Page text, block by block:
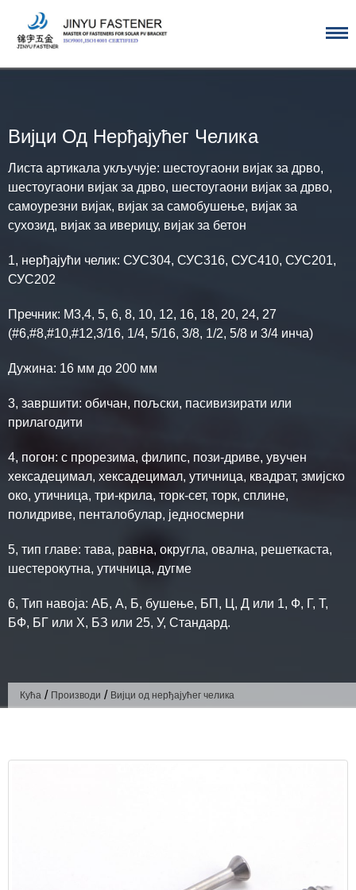
садржај
Вијци Од Нерђајућег Челика
Листа артикала укључује: шестоугаони вијак за дрво,
шестоугаони вијак за дрво, шестоугаони вијак за дрво,
самоурезни вијак, вијак за самобушење, вијак за
сухозид, вијак за иверицу, вијак за бетон
1, нерђајући челик: СУС304, СУС316, СУС410, СУС201,
СУС202
Пречник: М3,4, 5, 6, 8, 10, 12, 16, 18, 20, 24, 27
(#6,#8,#10,#12,3/16, 1/4, 5/16, 3/8, 1/2, 5/8 и 3/4 инча)
Дужина: 16 мм до 200 мм
3, завршити: обичан, пољски, пасивизирати или
прилагодити
4, погон: с прорезима, филипс, пози-дриве, увучен
хексадецимал, хексадецимал, утичница, квадрат, змијско
око, утичница, три-крила, торк-сет, торк, сплине,
полидриве, пенталобулар, једносмерни
5, тип главе: тава, равна, округла, овална, решеткаста,
шестерокутна, утичница, дугме
6, Тип навоја: АБ, А, Б, бушење, БП, Ц, Д или 1, Ф, Г, Т,
БФ, БГ или Х, БЗ или 25, У, Стандард.
Кућа / Производи / Вијци од нерђајућег челика